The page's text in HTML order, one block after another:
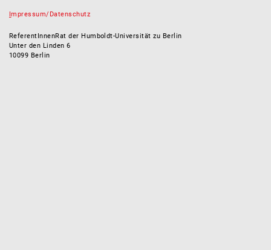
Impressum/Datenschutz
ReferentInnenRat der Humboldt-Universität zu Berlin
Unter den Linden 6
10099 Berlin